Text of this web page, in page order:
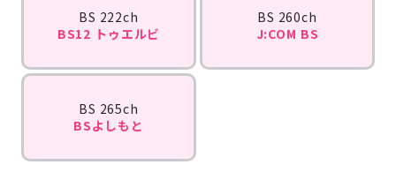
BS 222ch
BS12 トゥエルビ
BS 260ch
J:COM BS
BS 265ch
BSよしもと